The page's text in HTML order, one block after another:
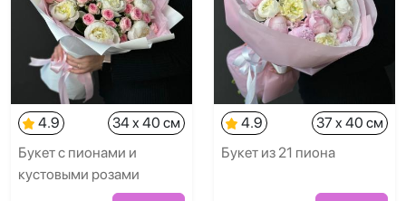
4.9
34 x 40 см
Букет с пионами и
кустовыми розами
4.9
37 x 40 см
Букет из 21 пиона